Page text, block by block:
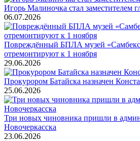
Игорь Малиночка стал заместителем
06.07.2026
Повреждённый БПЛА музей
отремонтируют к 1 ноября
29.06.2026
Прокурором Батайска назначен
25.06.2026
Три новых чиновника пришли в
Новочеркасска
23.06.2026